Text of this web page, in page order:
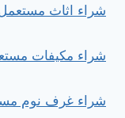
شراء اثاث
شراء مكيفات
شراء غرف نوم